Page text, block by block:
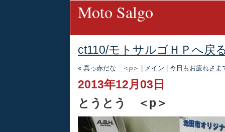
Moto Salgo
ct110/モトサルゴＨＰへ戻
« 真っ赤だな ＜p＞ メイン 今日もお疲れさ
2013年12月03日
とうとう ＜p＞